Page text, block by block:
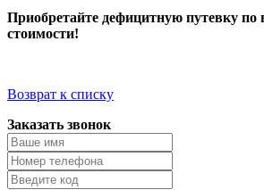
Приобретайте дефицитную путевку по
стоимости!
Возврат к списку
Заказать звонок